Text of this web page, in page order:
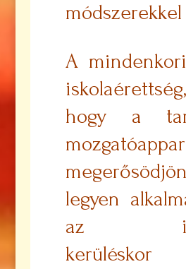
A
hogy a
legyen
az